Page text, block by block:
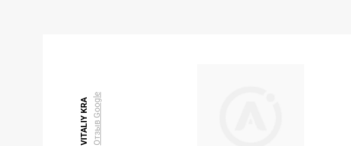
VITALIY KRAОтзыв Google